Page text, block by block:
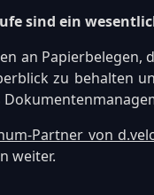
sind ein
an Papierbelegen,
zu behalten
Partner von
weiter.